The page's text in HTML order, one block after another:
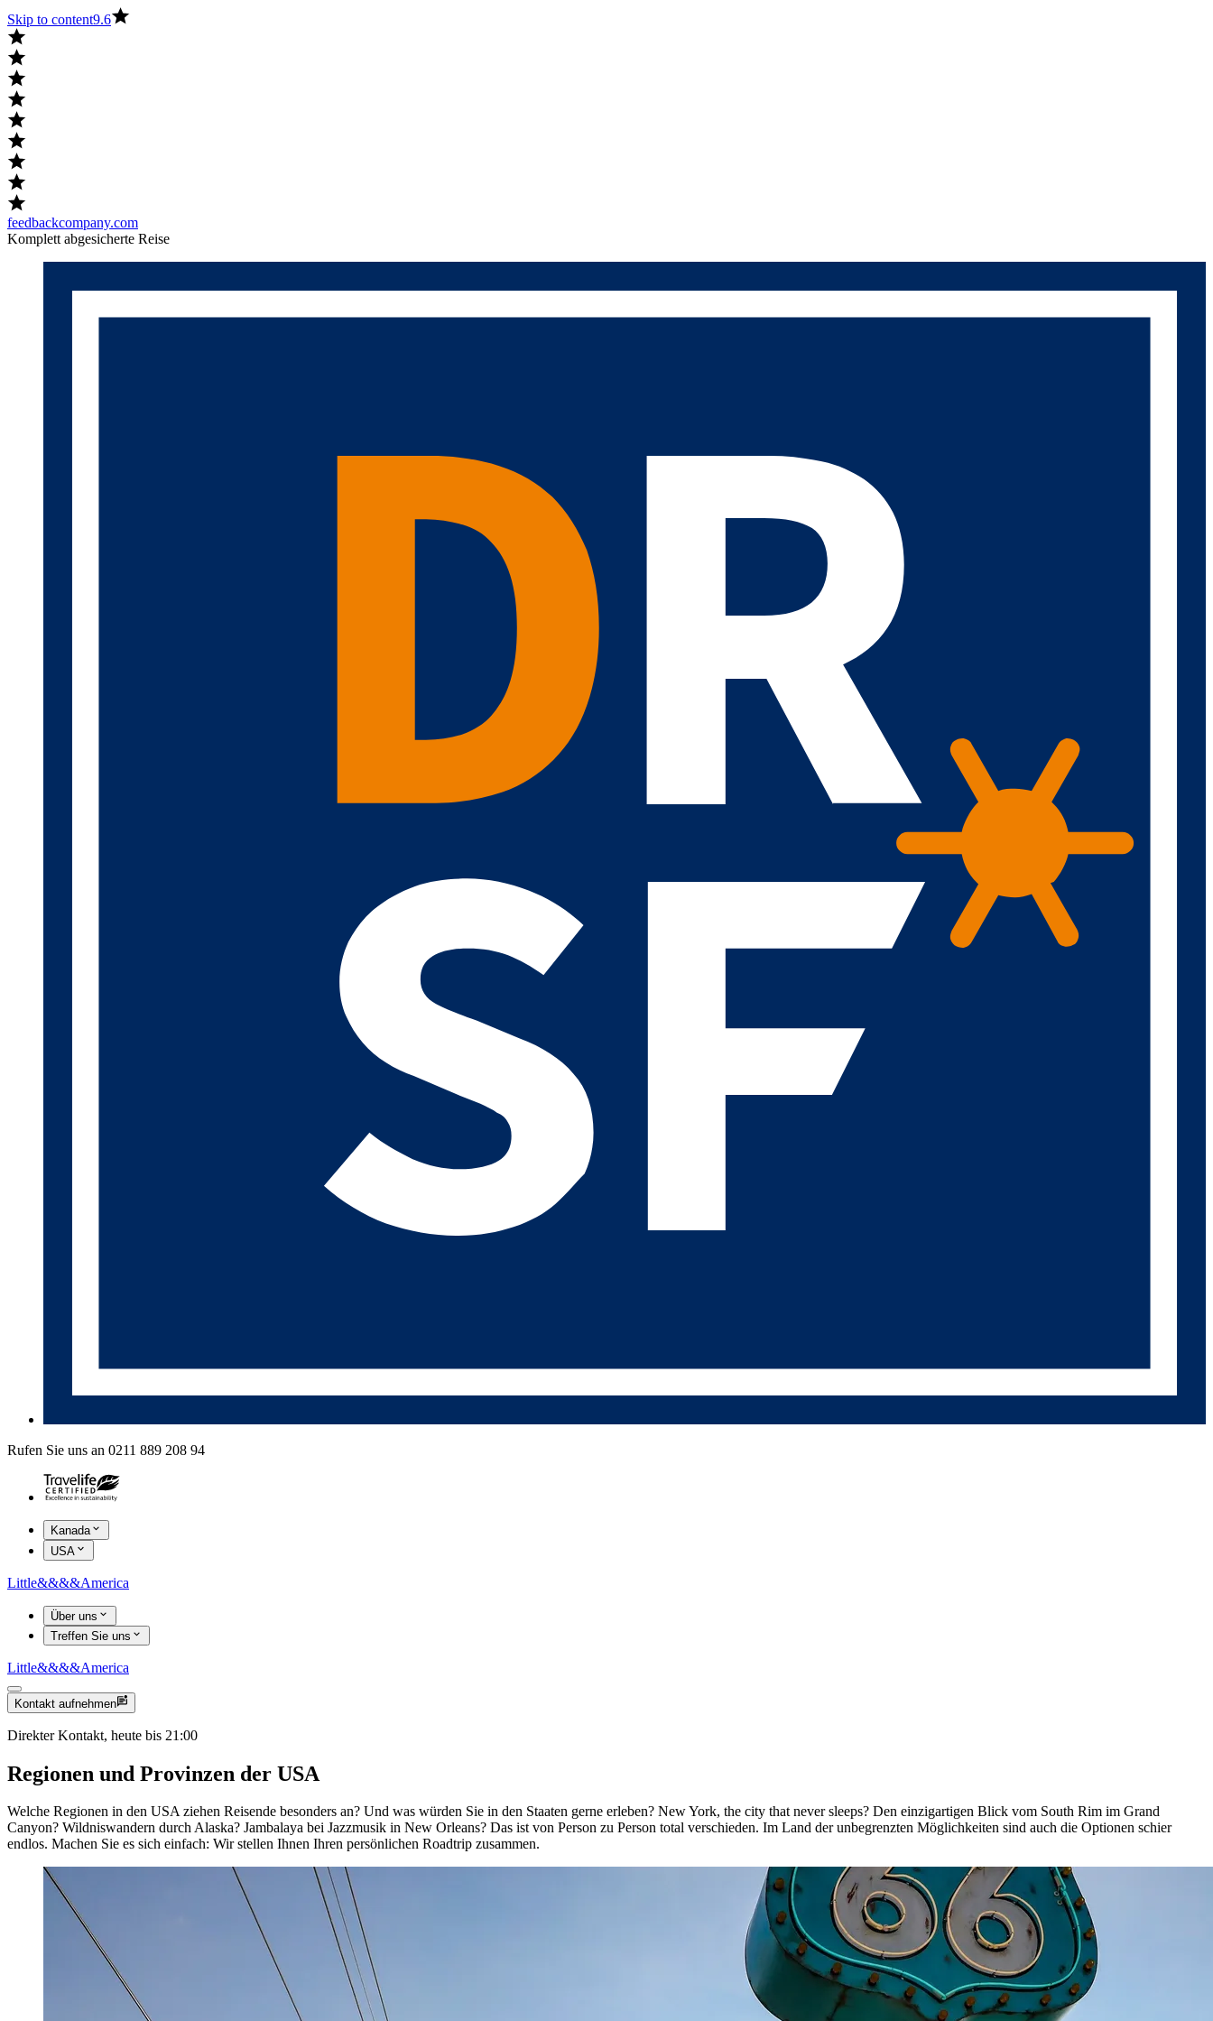
Skip to content9.6
feedbackcompany.com
Komplett abgesicherte Reise
Rufen Sie uns an 0211 889 208 94
Kanada
USA
Little&&&&America
Über uns
Treffen Sie uns
Little&&&&America
Kontakt aufnehmen
Direkter Kontakt, heute bis 21:00
Regionen und Provinzen der USA
Welche Regionen in den USA ziehen Reisende besonders an? Und was würden Sie in den Staaten gerne erleben? New York, the city that never sleeps? Den einzigartigen Blick vom South Rim im Grand
Canyon? Wildniswandern durch Alaska? Jambalaya bei Jazzmusik in New Orleans? Das ist von Person zu Person total verschieden. Im Land der unbegrenzten Möglichkeiten sind auch die Optionen schier
endlos. Machen Sie es sich einfach: Wir stellen Ihnen Ihren persönlichen Roadtrip zusammen.